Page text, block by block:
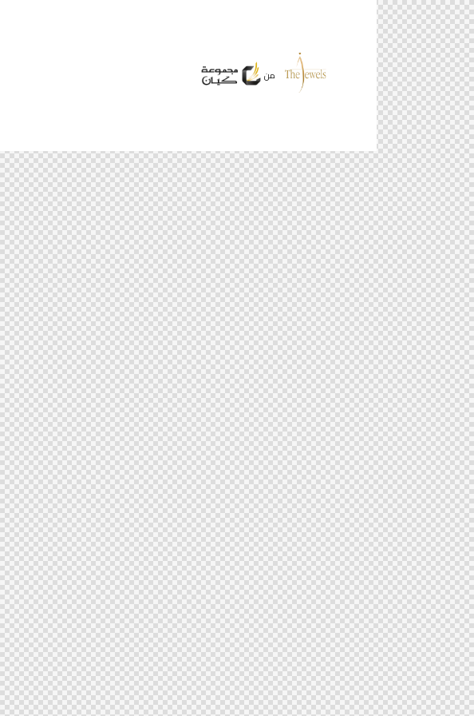
ساعة العمل من 9:00 صباحاً إلى 6:00
مساءً (من الأحد إلى الخميس)